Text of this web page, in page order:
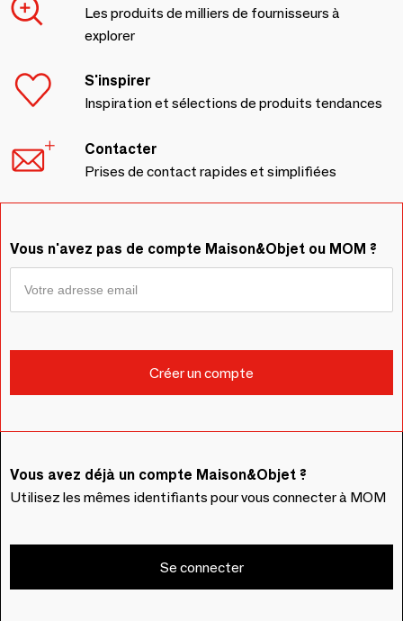
Les produits de milliers de fournisseurs à
explorer
S'inspirer
Inspiration et sélections de produits tendances
Contacter
Prises de contact rapides et simplifiées
Vous n'avez pas de compte Maison&Objet ou MOM ?
Vous avez déjà un compte Maison&Objet ?
Utilisez les mêmes identifiants pour vous connecter à MOM
Se connecter